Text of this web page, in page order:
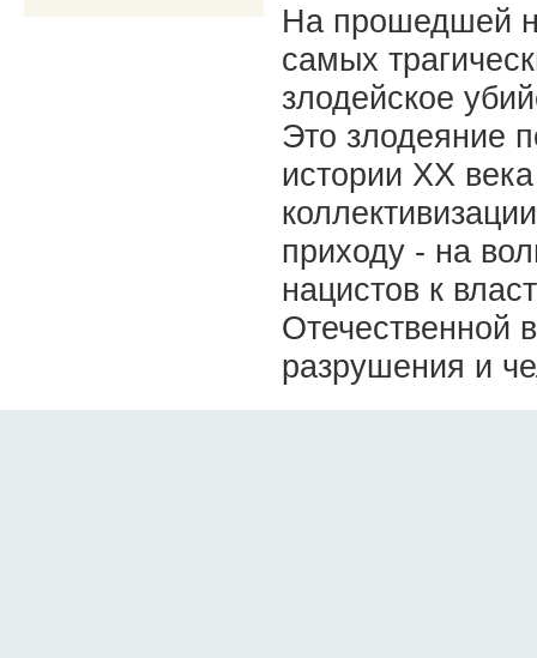
На прошедшей
самых
злодейское
Это злодеяние
истории ХХ
приходу - на
нацистов к
Отечественной
разрушения и